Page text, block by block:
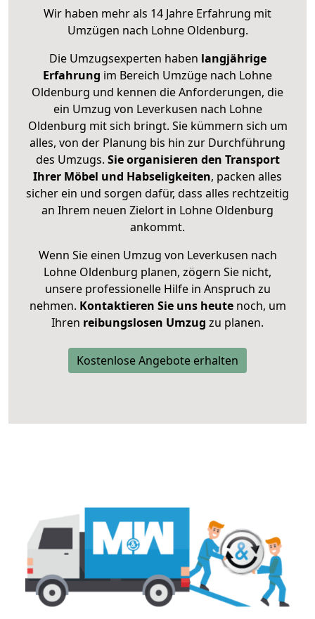
Wir haben mehr als 14 Jahre Erfahrung mit
Umzügen nach Lohne Oldenburg.
Die Umzugsexperten haben langjährige
Erfahrung im Bereich Umzüge nach Lohne
Oldenburg und kennen die Anforderungen, die
ein Umzug von Leverkusen nach Lohne
Oldenburg mit sich bringt. Sie kümmern sich um
alles, von der Planung bis hin zur Durchführung
des Umzugs. Sie organisieren den Transport
Ihrer Möbel und Habseligkeiten, packen alles
sicher ein und sorgen dafür, dass alles rechtzeitig
an Ihrem neuen Zielort in Lohne Oldenburg
ankommt.
Wenn Sie einen Umzug von Leverkusen nach
Lohne Oldenburg planen, zögern Sie nicht,
unsere professionelle Hilfe in Anspruch zu
nehmen. Kontaktieren Sie uns heutenoch, um
Ihren reibungslosen Umzug zu planen.
Kostenlose Angebote erhalten